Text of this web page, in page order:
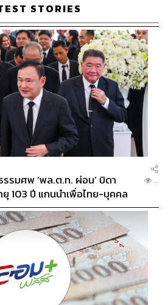
STORIES
รมศพ ‘พล.ต.ท. ผ่อน’ บิดา
103 ปี แกนนำเพื่อไทย-บุคคล
...